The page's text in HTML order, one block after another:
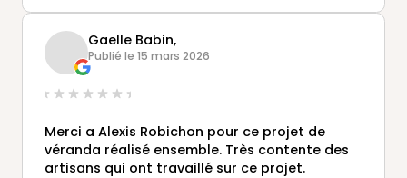
d’une baie vitrée coulissante sur côté ouest
pour protection vent et pluie) respect des
délais de conception et de pose, équipe de
poseurs très professionnelle avec respect des
lieux
Entreprise que je recommande sans aucun
Gaelle Babin,
Publié le 15 mars 2026
Merci a Alexis Robichon pour ce projet de
véranda réalisé ensemble. Très contente des
artisans qui ont travaillé sur ce projet.